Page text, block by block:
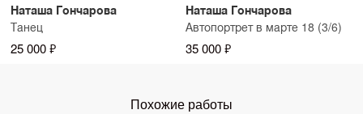
Наташа Гончарова
Танец
25 000 ₽
Наташа Гончарова
Автопортрет в марте 18 (3/6)
35 000 ₽
Похожие работы